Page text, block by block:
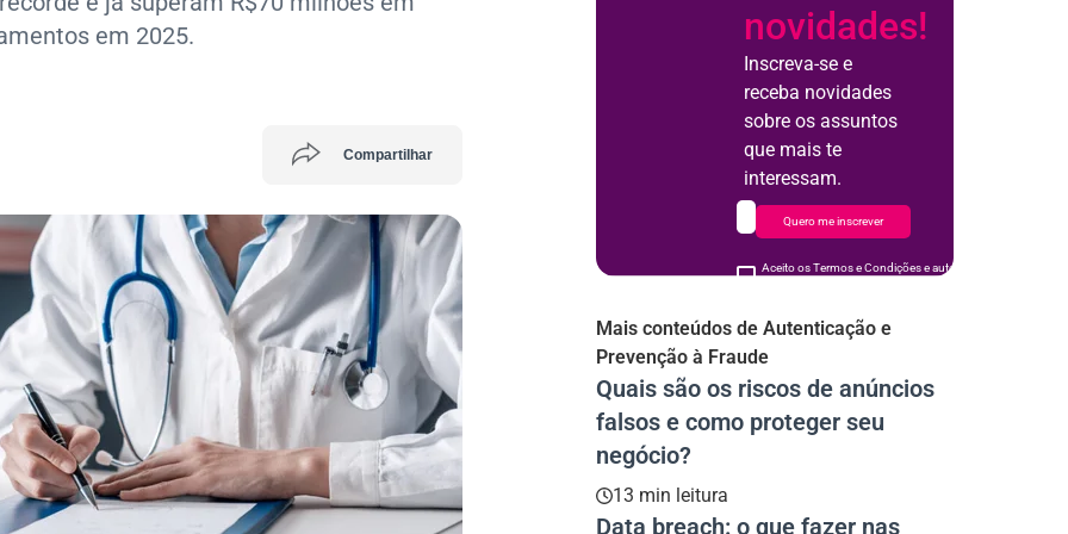
em 2025.
Compartilhar
novidades!
Inscreva-se e
receba novidades
sobre os assuntos
que mais te
interessam.
Aceito os Termos e Condições e autorizo o uso de meus
Quero me inscrever
Mais conteúdos de Autenticação e
Prevenção à Fraude
Quais são os riscos de anúncios
falsos e como proteger seu
negócio?
13 min leitura
Data breach: o que fazer nas